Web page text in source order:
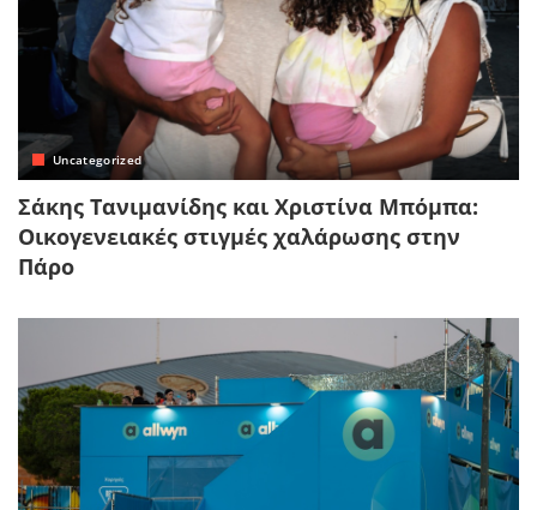
Uncategorized
Σάκης Τανιμανίδης και Χριστίνα Μπόμπα:
Οικογενειακές στιγμές χαλάρωσης στην
Πάρο